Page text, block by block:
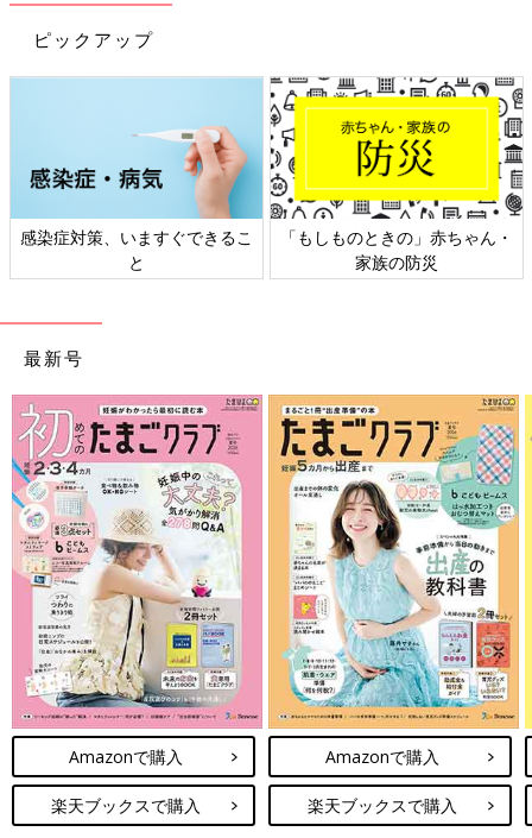
会陰マッサージ&保湿をしてましたが結局切開されました！
初産は会陰硬いのでだいたいが切開になると言われました
😳
💬 1♥1
ミ*****さん
そーなんですね！ せっかく行ってたのに残念ですね😢 私
は全くやってないので、切ることになるだろうな〜>д<*)ｺ
関連するその他の体験談
る*****さん
お産教室で聞いた会陰の話※あくまで私が通う病院の話・会陰マ
ッサージはやったら効果あるけど劇的に伸びやすくはならない・
会陰マッサージしていたら助産師は見たら分かる、切りたくない
気持ちには応えてあげたい.....
＜続きはアプリから＞
💬 6♥23
し*****さん
注文してたカレンデュラオイル届いた！塗った直後はほんのりベ
ルガモットの良い香りがしてお肌もしっとりと潤います💕これで
会陰マッサージがんばろ〜٩(๑❛ᴗ❛๑)۶".....
＜続きはアプリから＞
💬 7♥2
ピックアップ
感染症対策、いますぐできるこ
と
「もしものときの」赤ちゃん・
家族の防災
最新号
Amazonで購入
楽天ブックスで購入
Amazonで購入
楽天ブックスで購入